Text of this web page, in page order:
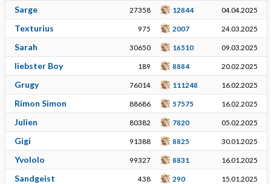
Sarge 27358 12844 04.04.2025
Texturius 975 2007 24.03.2025
Sarah 30650 16510 09.03.2025
liebster Boy 189 8884 20.02.2025
Grugy 76014 111248 16.02.2025
Rimon Simon 88686 57575 16.02.2025
Julien 80382 7820 05.02.2025
Gigi 91388 8825 30.01.2025
Yvololo 99327 8831 16.01.2025
Sandgeist 438 290 15.01.2025